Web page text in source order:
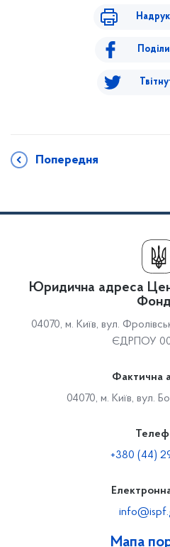
Попередня
Мапа
Юридична адреса
04070, м. Київ, вул.
ЄДРПОУ
Фактична
04070, м. Київ, вул.
+380 (44)